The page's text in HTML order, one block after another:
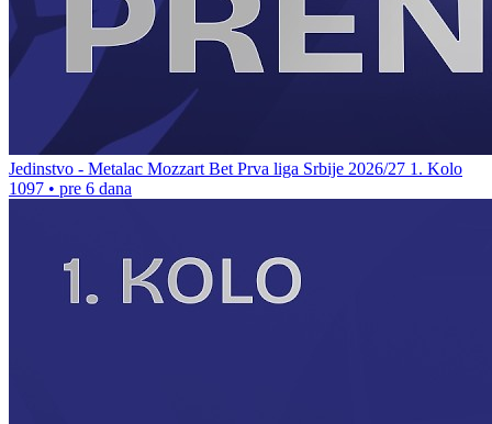
Jedinstvo - Metalac Mozzart Bet Prva liga Srbije 2026/27 1. Kolo
1097 • pre 6 dana